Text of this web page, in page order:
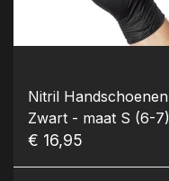
Nitril Handschoenen
Zwart - maat S (6-7)
€ 16,95